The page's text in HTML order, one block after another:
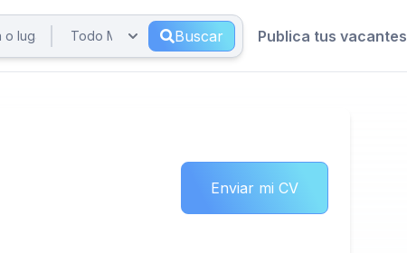
Buscar Publica tus vacantes
Enviar mi CV